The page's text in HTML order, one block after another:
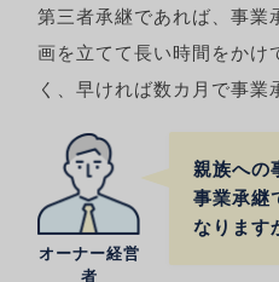
第三者承継であれば、事業
画を立てて長い時間をかけ
く、早ければ数カ月で事業
オーナー経営
者
親族への
事業承継
なります